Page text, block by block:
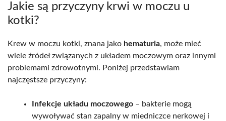
Jakie są przyczyny krwi w moczu u
kotki?
Krew w moczu kotki, znana jako hematuria, może mieć
wiele źródeł związanych z układem moczowym oraz innymi
problemami zdrowotnymi. Poniżej przedstawiam
najczęstsze przyczyny:
Infekcje układu moczowego – bakterie mogą
wywoływać stan zapalny w miedniczce nerkowej i